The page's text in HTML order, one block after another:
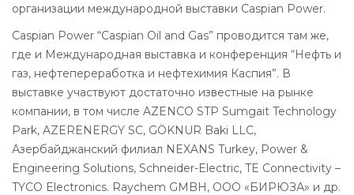
организации международной выставки Caspian Power.
Caspian Power “Caspian Oil and Gas” проводится там же,
где и Международная выставка и конференция “Нефть и
газ, нефтепереработка и нефтехимия Каспия”. В
выставке участвуют достаточно известные на рынке
компании, в том числе AZENCO STP Sumgait Technology
Park, AZERENERGY SC, GÖKNUR Baki LLC,
Азербайджанский филиал NEXANS Turkey, Power &
Engineering Solutions, Schneider-Electric, TE Connectivity –
TYCO Electronics. Raychem GMBH, ООО «БИРЮЗА» и др.